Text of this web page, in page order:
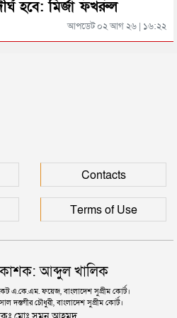
পাশ থেকে আটক ফরহাদ- বাদশা
মৃত্যু, হাসপাতালে ৩ শতাধিক
হবে: মির্জা ফখরুল
আপডেট ০২ আগ ২৬ | ১৬:২২
Contacts
Terms of Use
আব্দুল খালিক
এ.কে.এম. ফয়েজ, বাংলাদেশ সুপ্রীম কোর্ট।
দস্তগীর চৌধুরী, বাংলাদেশ সুপ্রীম কোর্ট।